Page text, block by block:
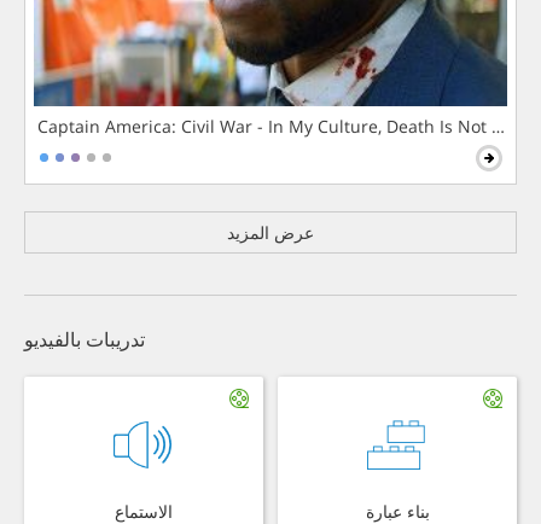
Captain America: Civil War - In My Culture, Death Is Not The
عرض المزيد
تدريبات بالفيديو
الاستماع بناء عبارة